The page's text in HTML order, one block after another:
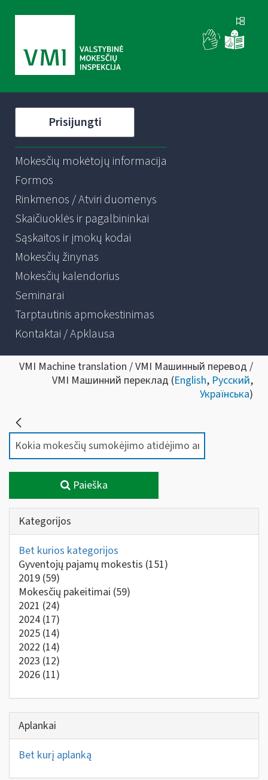
Prisijungti
Mokesčių mokėtojų informacija
Formos
Rinkmenos / Atviri duomenys
Skaičiuoklės ir pagalbininkai
Sąskaitos ir įmokų kodai
Mokesčių žinynas
Mokesčių kalendorius
Seminarai
Tarptautinis apmokestinimas
Kontaktai / Apklausa
VMI Machine translation / VMI Машинный перевод /
VMI Машинний переклад (English, Русский,
Українська)
Paieška
Kategorijos
Bet kurios kategorijos
Gyventojų pajamų mokestis (151)
2019 (59)
Mokesčių pakeitimai (59)
2021 (24)
2024 (17)
2025 (14)
2022 (14)
2023 (12)
2026 (11)
Aplankai
Bet kurį aplanką